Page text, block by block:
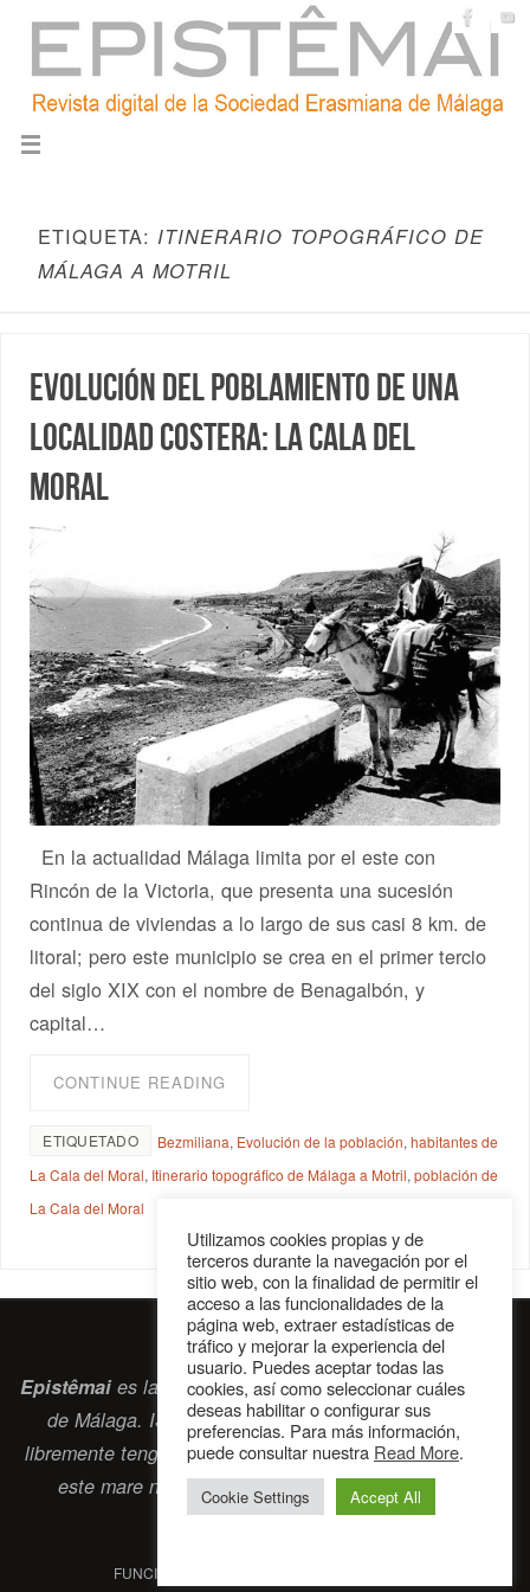
ETIQUETA: ITINERARIO TOPOGRÁFICO DE
MÁLAGA A MOTRIL
Evolución del poblamiento de una
localidad costera: La Cala del
Moral
En la actualidad Málaga limita por el este con
Rincón de la Victoria, que presenta una sucesión
continua de viviendas a lo largo de sus casi 8 km. de
litoral; pero este municipio se crea en el primer tercio
del siglo XIX con el nombre de Benagalbón, y
capital…
CONTINUE READING
ETIQUETADO Bezmiliana, Evolución de la población,habitantes de
La Cala del Moral, Itinerario topográfico de Málaga a Motril,población de
La Cala del Moral
Epistêmaies la revista digital de la Sociedad Erasmiana
de Málaga. ISSN 2697-2468. Bienvenidos cuantos
libremente tengan algo que intercambiar navegando por
este mare nostrumque es el océano erasmiano.
contacto@epistemai.es
FUNCIONA CON
Utilizamos cookies propias y de
terceros durante la navegación por el
sitio web, con la finalidad de permitir el
acceso a las funcionalidades de la
página web, extraer estadísticas de
tráfico y mejorar la experiencia del
usuario. Puedes aceptar todas las
cookies, así como seleccionar cuáles
deseas habilitar o configurar sus
preferencias. Para más información,
puede consultar nuestra Read More.
Cookie Settings Accept All